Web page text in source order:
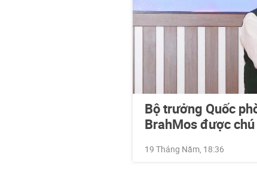
Bộ trưởng Quốc
BrahMos được
19 Tháng Năm, 18:36